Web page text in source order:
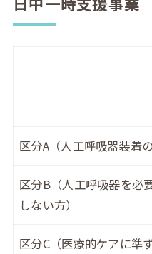
区分A（人工呼吸器装着の
区分B（人工呼吸器を必
しない方）
区分C（医療的ケアに準